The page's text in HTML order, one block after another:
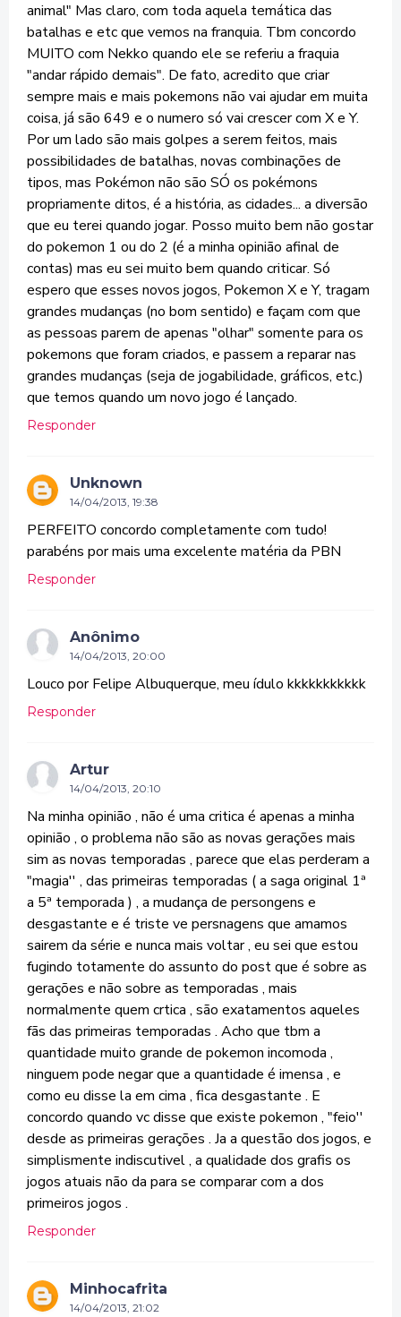
animal" Mas claro, com toda aquela temática das
batalhas e etc que vemos na franquia. Tbm concordo
MUITO com Nekko quando ele se referiu a fraquia
"andar rápido demais". De fato, acredito que criar
sempre mais e mais pokemons não vai ajudar em muita
coisa, já são 649 e o numero só vai crescer com X e Y.
Por um lado são mais golpes a serem feitos, mais
possibilidades de batalhas, novas combinações de
tipos, mas Pokémon não são SÓ os pokémons
propriamente ditos, é a história, as cidades... a diversão
que eu terei quando jogar. Posso muito bem não gostar
do pokemon 1 ou do 2 (é a minha opinião afinal de
contas) mas eu sei muito bem quando criticar. Só
espero que esses novos jogos, Pokemon X e Y, tragam
grandes mudanças (no bom sentido) e façam com que
as pessoas parem de apenas "olhar" somente para os
pokemons que foram criados, e passem a reparar nas
grandes mudanças (seja de jogabilidade, gráficos, etc.)
que temos quando um novo jogo é lançado.
Responder
Unknown
14/04/2013, 19:38
PERFEITO concordo completamente com tudo!
parabéns por mais uma excelente matéria da PBN
Responder
Anônimo
14/04/2013, 20:00
Louco por Felipe Albuquerque, meu ídulo kkkkkkkkkkk
Responder
Artur
14/04/2013, 20:10
Na minha opinião , não é uma critica é apenas a minha
opinião , o problema não são as novas gerações mais
sim as novas temporadas , parece que elas perderam a
"magia'' , das primeiras temporadas ( a saga original 1ª
a 5ª temporada ) , a mudança de persongens e
desgastante e é triste ve persnagens que amamos
sairem da série e nunca mais voltar , eu sei que estou
fugindo totamente do assunto do post que é sobre as
gerações e não sobre as temporadas , mais
normalmente quem crtica , são exatamentos aqueles
fãs das primeiras temporadas . Acho que tbm a
quantidade muito grande de pokemon incomoda ,
ninguem pode negar que a quantidade é imensa , e
como eu disse la em cima , fica desgastante . E
concordo quando vc disse que existe pokemon , "feio''
desde as primeiras gerações . Ja a questão dos jogos, e
simplismente indiscutivel , a qualidade dos grafis os
jogos atuais não da para se comparar com a dos
primeiros jogos .
Responder
Minhocafrita
14/04/2013, 21:02